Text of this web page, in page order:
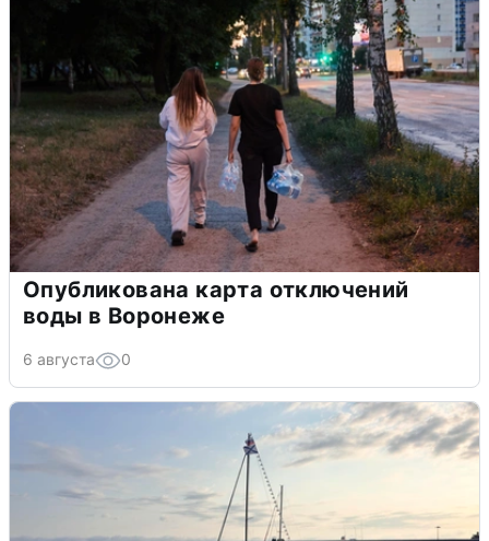
Опубликована карта отключений
воды в Воронеже
6 августа 0